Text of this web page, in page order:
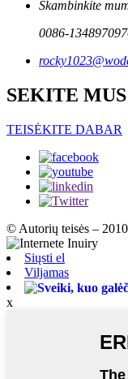
Skambinkite
0086-
SEKITE MUS
TEISĖKITE DABAR
© Autorių teisės –
Siųsti el
Viljamas
x